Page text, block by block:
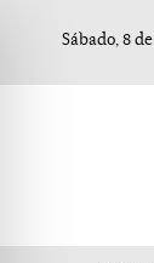
Sábado, 8